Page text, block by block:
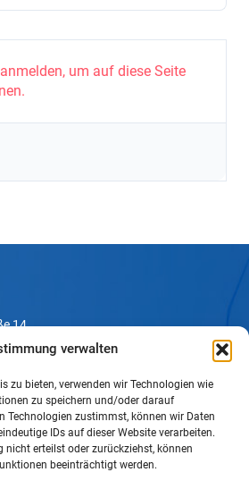
verwalten
zu bieten, verwenden wir Technologien wie
zu speichern und/oder darauf
Technologien zustimmst, können wir Daten
IDs auf dieser Website verarbeiten.
nicht erteilst oder zurückziehst, können
beeinträchtigt werden.
um auf diese Seite
14